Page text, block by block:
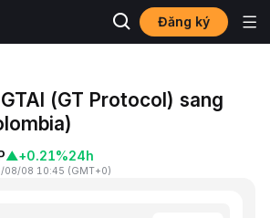
Đăng ký
(GT Protocol) sang
▲+0.21%24h
08/08 10:45 (GMT+0)